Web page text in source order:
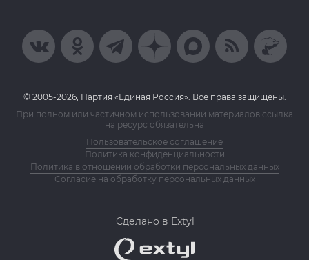
© 2005-2026, Партия «Единая Россия». Все права защищены.
При полном или частичном использовании материалов ссылка
на ресурс обязательна
Пользовательское соглашение
Политика конфиденциальности
Политика в отношении обработки персональных данных
Согласие на обработку персональных данных
Сделано в Extyl